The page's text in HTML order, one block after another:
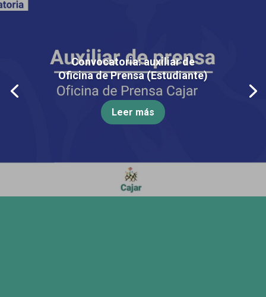
Convocatoria: auxiliar de
Oficina de Prensa (Estudiante)
Leer más